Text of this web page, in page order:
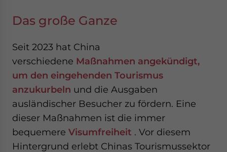
Das große Ganze
Seit 2023 hat China
verschiedene Maßnahmen angekündigt,
um den eingehenden Tourismus
anzukurbeln und die Ausgaben
ausländischer Besucher zu fördern. Eine
dieser Maßnahmen ist die immer
bequemere Visumfreiheit . Vor diesem
Hintergrund erlebt Chinas Tourismussektor